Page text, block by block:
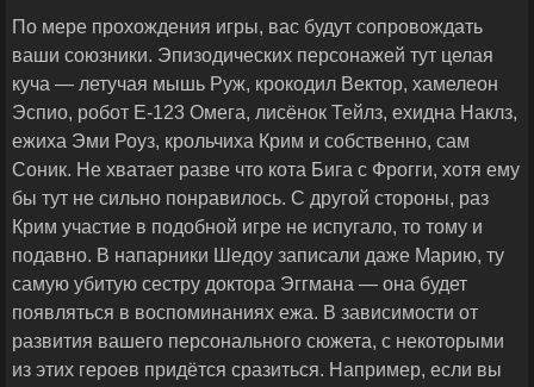
По мере прохождения игры, вас будут сопровождать
ваши союзники. Эпизодических персонажей тут целая
куча — летучая мышь Руж, крокодил Вектор, хамелеон
Эспио, робот Е-123 Омега, лисёнок Тейлз, ехидна Наклз,
ежиха Эми Роуз, крольчиха Крим и собственно, сам
Соник. Не хватает разве что кота Бига с Фрогги, хотя ему
бы тут не сильно понравилось. С другой стороны, раз
Крим участие в подобной игре не испугало, то тому и
подавно. В напарники Шедоу записали даже Марию, ту
самую убитую сестру доктора Эггмана — она будет
появляться в воспоминаниях ежа. В зависимости от
развития вашего персонального сюжета, с некоторыми
из этих героев придётся сразиться. Например, если вы